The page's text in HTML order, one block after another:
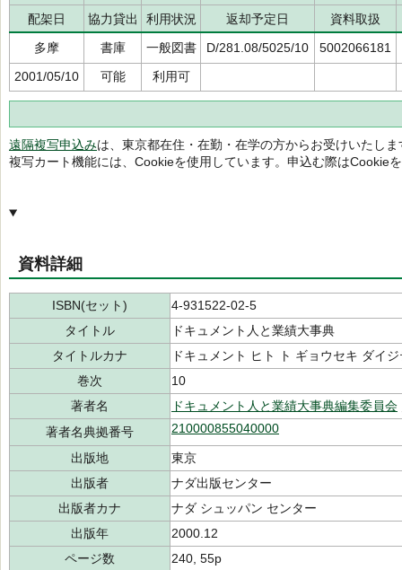
配架日
協力貸出 利用状況 返却予定日
資料取扱
多摩
書庫 一般図書 D/281.08/5025/10
5002066181
2001/05/10
可能 利用可
遠隔複写申込みは、東京都在住・在勤・在学の方からお受けいたしま
複写カート機能には、Cookieを使用しています。申込む際はCookie
資料詳細
ISBN(セット)
4-931522-02-5
タイトル
ドキュメント人と業績大事典
タイトルカナ
ドキュメント ヒト ト ギョウセキ ダイ
巻次
10
著者名
ドキュメント人と業績大事典編集委員会
著者名典拠番号
210000855040000
出版地
東京
出版者
ナダ出版センター
出版者カナ
ナダ シュッパン センター
出版年
2000.12
ページ数
240, 55p